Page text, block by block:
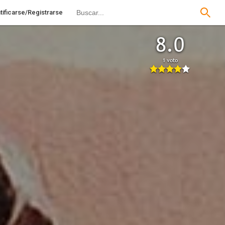
Registrarse
8.0
1 voto